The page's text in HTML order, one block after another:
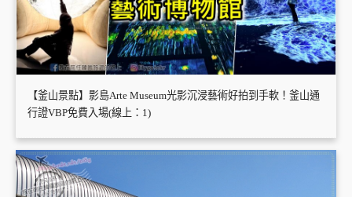
【釜山景點】影島Arte Museum光影沉浸藝術好拍到手軟！釜山通
行證VBP免費入場(線上：1)